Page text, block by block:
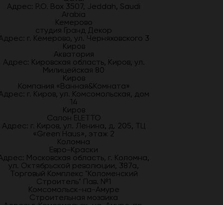
Адрес: P.O. Box 3507, Jeddah, Saudi
Arabia
Кемерово
студия Гранд Декор
г. Кемерово, ул. Черняховского 3
Киров
Акватория
Адрес: Кировская область, Киров, ул.
Милицейская 80
Киров
Компания «Ванная&Комната»
г. Киров, ул. Комсомольская, дом
14
Киров
Салон ELETTO
Адрес: г. Киров, ул. Ленина, д. 205, ТЦ
«Green Haus», этаж 2
Коломна
Евро-Краски
Московская область, г. Коломна,
ул. Октябрьской революции, 387а,
Торговый Комплекс "Коломенский
Строитель" Пав. №1
Комсомольск-на-Амуре
Строительная мозаика